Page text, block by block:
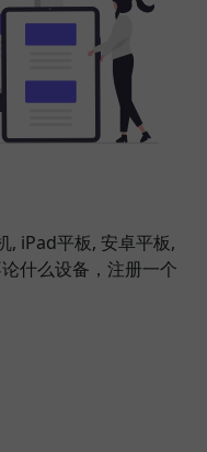
iPad平板, 安卓平板,
什么设备，注册一个